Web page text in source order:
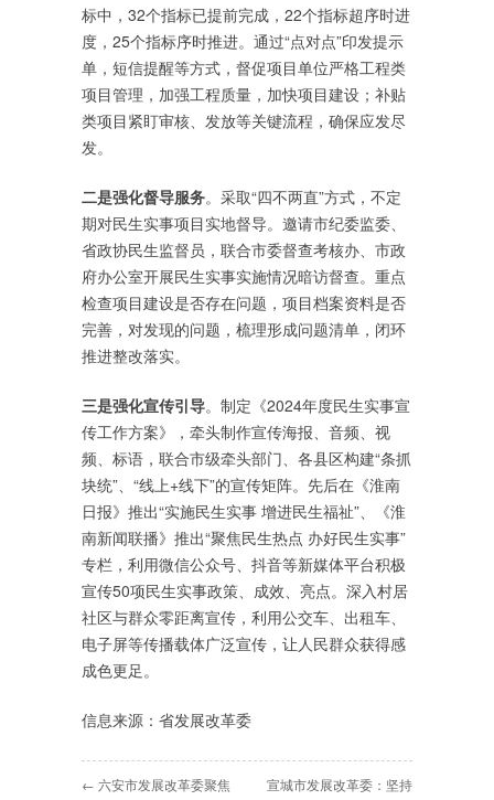
标中，32个指标已提前完成，22个指标超序时进
度，25个指标序时推进。通过“点对点”印发提示
单，短信提醒等方式，督促项目单位严格工程类
项目管理，加强工程质量，加快项目建设；补贴
类项目紧盯审核、发放等关键流程，确保应发尽
发。
二是强化督导服务。采取“四不两直”方式，不定
期对民生实事项目实地督导。邀请市纪委监委、
省政协民生监督员，联合市委督查考核办、市政
府办公室开展民生实事实施情况暗访督查。重点
检查项目建设是否存在问题，项目档案资料是否
完善，对发现的问题，梳理形成问题清单，闭环
推进整改落实。
三是强化宣传引导。制定《2024年度民生实事宣
传工作方案》，牵头制作宣传海报、音频、视
频、标语，联合市级牵头部门、各县区构建“条抓
块统”、“线上+线下”的宣传矩阵。先后在《淮南
日报》推出“实施民生实事 增进民生福祉”、《淮
南新闻联播》推出“聚焦民生热点 办好民生实事”
专栏，利用微信公众号、抖音等新媒体平台积极
宣传50项民生实事政策、成效、亮点。深入村居
社区与群众零距离宣传，利用公交车、出租车、
电子屏等传播载体广泛宣传，让人民群众获得感
成色更足。
信息来源：省发展改革委
← 六安市发展改革委聚焦
宣城市发展改革委：坚持